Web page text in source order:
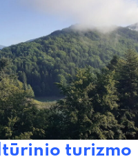
turizmo